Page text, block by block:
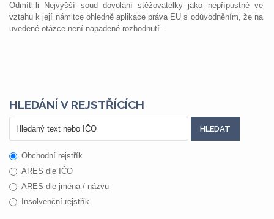
Odmítl-li Nejvyšší soud dovolání stěžovatelky jako nepřípustné ve
vztahu k její námitce ohledně aplikace práva EU s odůvodněním, že na
uvedené otázce není napadené rozhodnutí...
HLEDÁNÍ V REJSTŘÍCÍCH
Obchodní rejstřík
ARES dle IČO
ARES dle jména / názvu
Insolvenční rejstřík